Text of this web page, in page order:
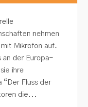
nehmen
Mikrofon auf.
an der Europa-
ihre
“Der Fluss der
die...